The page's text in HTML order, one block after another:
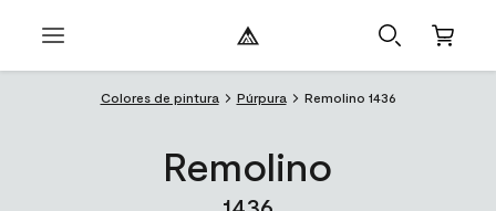
Colores de pintura Púrpura Remolino 1436
Remolino